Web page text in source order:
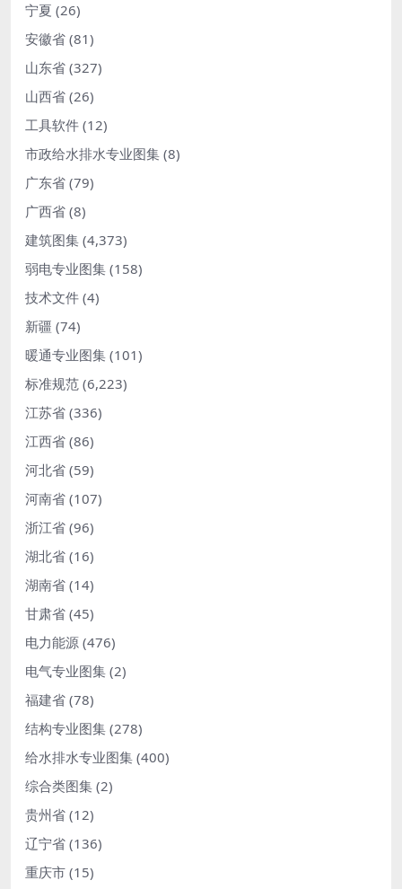
宁夏 (26)
安徽省 (81)
山东省 (327)
山西省 (26)
工具软件 (12)
市政给水排水专业图集 (8)
广东省 (79)
广西省 (8)
建筑图集 (4,373)
弱电专业图集 (158)
技术文件 (4)
新疆 (74)
暖通专业图集 (101)
标准规范 (6,223)
江苏省 (336)
江西省 (86)
河北省 (59)
河南省 (107)
浙江省 (96)
湖北省 (16)
湖南省 (14)
甘肃省 (45)
电力能源 (476)
电气专业图集 (2)
福建省 (78)
结构专业图集 (278)
给水排水专业图集 (400)
综合类图集 (2)
贵州省 (12)
辽宁省 (136)
重庆市 (15)